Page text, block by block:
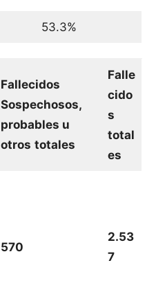
53.3%
Fallecidos
Sospechosos,
probables u
otros totales
Falle
cido
s
total
es
570
2.53
7